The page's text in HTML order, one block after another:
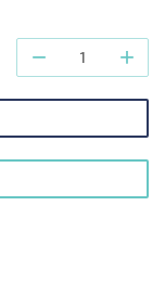
− +